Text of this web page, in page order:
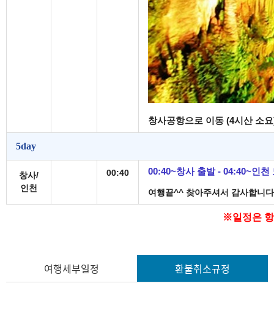
창사공항으로 이동 (4시산 소
5day
창사/
인천
00:40 00:40~창사 출발- 04:40~인천
여행끝^^ 찾아주셔서 감사합니다
※일정은 항
여행세부일정 환불취소규정